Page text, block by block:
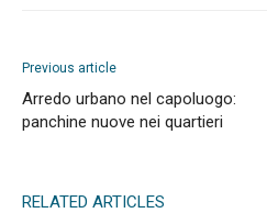
Previous article
Arredo urbano nel capoluogo:
panchine nuove nei quartieri
RELATED ARTICLES